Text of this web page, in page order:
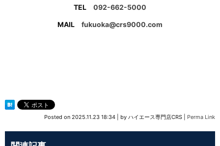
TEL 092-662-5000
MAIL fukuoka@crs9000.com
Posted on 2025.11.23 18:34 by ハイエース専門店CRS Perma Link